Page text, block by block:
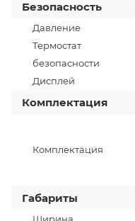
Безопасность
Давление
Термостат
безопасности
Дисплей
Комплектация
Комплектация
Габариты